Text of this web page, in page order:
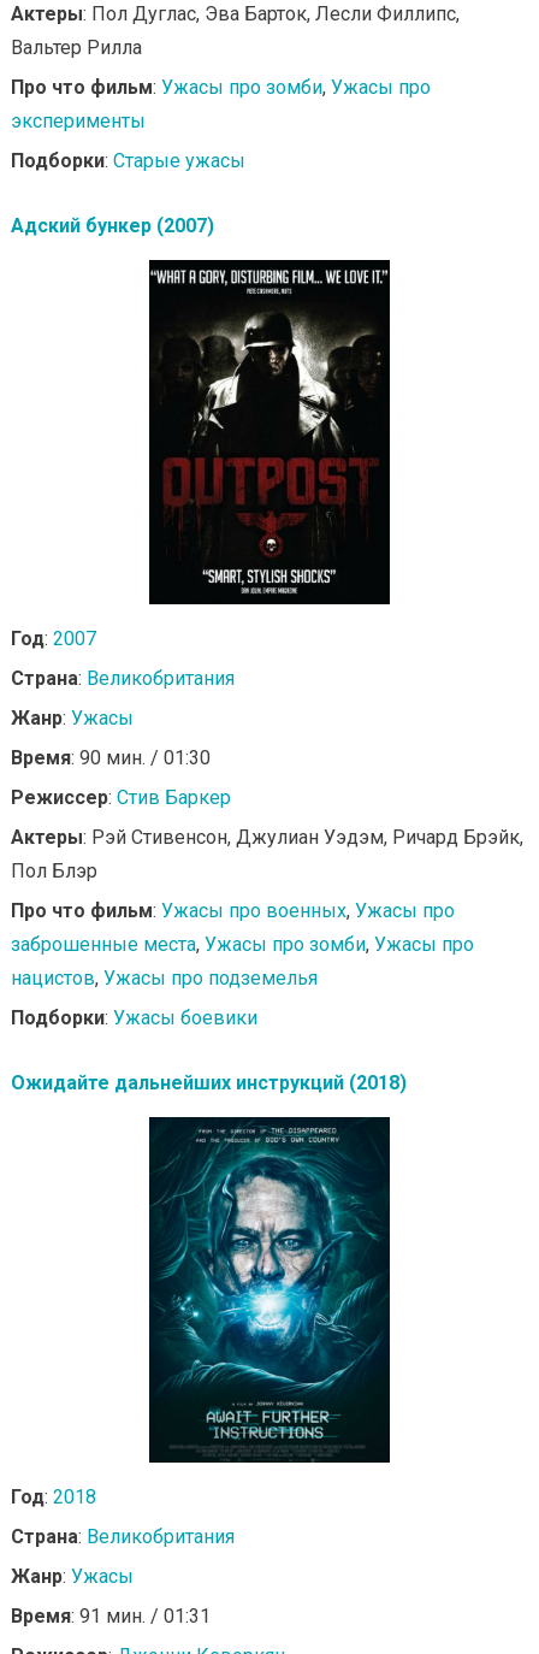
Актеры: Пол Дуглас, Эва Барток, Лесли Филлипс,
Вальтер Рилла
Про что фильм: Ужасы про зомби, Ужасы про
эксперименты
Подборки: Старые ужасы
Адский бункер (2007)
Год: 2007
Страна: Великобритания
Жанр: Ужасы
Время: 90 мин. / 01:30
Режиссер: Стив Баркер
Актеры: Рэй Стивенсон, Джулиан Уэдэм, Ричард Брэйк,
Пол Блэр
Про что фильм: Ужасы про военных, Ужасы про
заброшенные места, Ужасы про зомби, Ужасы про
нацистов, Ужасы про подземелья
Подборки: Ужасы боевики
Ожидайте дальнейших инструкций (2018)
Год: 2018
Страна: Великобритания
Жанр: Ужасы
Время: 91 мин. / 01:31